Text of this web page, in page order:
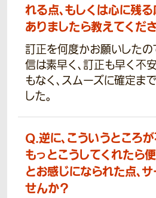
れる点、もしくは心に残
ありましたら教えてくださ
訂正を何度かお願いしたの
信は素早く、訂正も早く不
もなく、スムーズに確定ま
した。
Q.逆に、こういうところ
もっとこうしてくれたら
とお感じになられた点、
せんか？